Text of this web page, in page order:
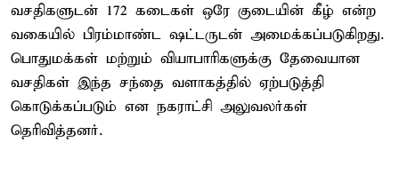
வசதிகளுடன் 172 கடைகள் ஒரே குடையின் கீழ் என்ற
வகையில் பிரம்மாண்ட ஷட்டருடன் அமைக்கப்படுகிறது.
பொதுமக்கள் மற்றும் வியாபாரிகளுக்கு தேவையான
வசதிகள் இந்த சந்தை வளாகத்தில் ஏற்படுத்தி
கொடுக்கப்படும் என நகராட்சி அலுவலர்கள்
தெரிவித்தனர்.